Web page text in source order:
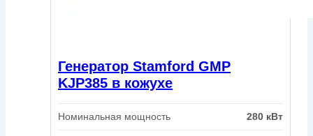
Генератор Stamford GMP
KJP385 в кожухе
Номинальная мощность 280 кВт